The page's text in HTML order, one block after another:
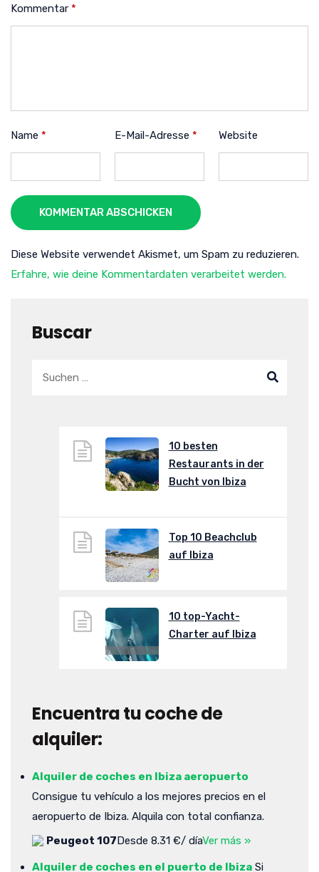
Kommentar *
Name * E-Mail-Adresse * Website
KOMMENTAR ABSCHICKEN
Diese Website verwendet Akismet, um Spam zu reduzieren.
Erfahre, wie deine Kommentardaten verarbeitet werden.
Buscar
10 besten
Restaurants in der
Bucht von Ibiza
Top 10 Beachclub
auf Ibiza
10 top-Yacht-
Charter auf Ibiza
Encuentra tu coche de
alquiler:
Alquiler de coches en Ibiza aeropuerto
Consigue tu vehículo a los mejores precios en el
aeropuerto de Ibiza. Alquila con total confianza.
Peugeot 107Desde 8.31 €/ díaVer más »
Alquiler de coches en el puerto de Ibiza Si